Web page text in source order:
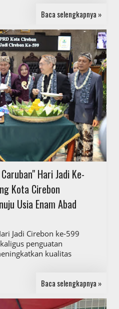
Baca selengkapnya »
Hari Jadi Ke-
Kota Cirebon
Usia Enam Abad
Jadi Cirebon ke-599
penguatan
kualitas
Baca selengkapnya »